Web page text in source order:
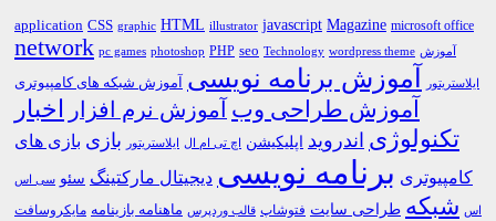
application CSS graphic HTML illustrator javascript Magazine microsoft office
network pc games photoshop PHP seo Technology wordpress theme آموزش
ایلاستریتور آموزش برنامه نویسی آموزش شبکه های کامپیوتری
آموزش طراحی وب آموزش نرم افزار اخبار
تکنولوژی اندروید اپلیکیشن اچ تی ام ال ایلاستریتور بازی بازی های
کامپیوتری برنامه نویسی دیجیتال مارکتینگ سئو سی اس
اس شبکه طراحی سایت فتوشاپ قالب وردپرس ماهنامه بازینامه مایکروسافت